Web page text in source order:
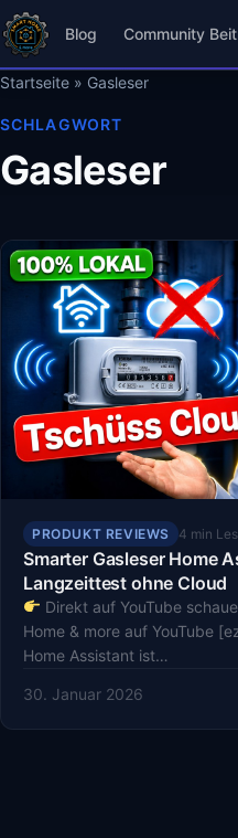
Blog Community
Startseite » Gasleser
SCHLAGWORT
Gasleser
PRODUKT REVIEWS 4 min
Smarter Gasleser Home
Langzeittest ohne Cloud
Direkt auf YouTube
Home & more auf YouTube [ez-toc] Ein smarter Gasleser
Home Assistant ist…
30. Januar 2026